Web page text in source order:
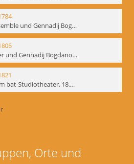
Phoenix Ensemble und Gennadij Bogdanow; BM-img-105-10
Martin Engler und Gennadij Bogdanow; BM-img-113
Diskussion im bat-Studiotheater, 18.09.1995; BM-img-127-3
Orte und